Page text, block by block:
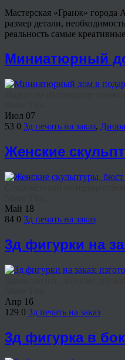
Мастерская «Гранж» города
размер детали,
реальность самые
Миниатюрный
Июл 07
53 0 3д печать на заказ,
Женские
Май 18
84 0 3д печать на заказ
3д фигурки на
Апр 16
129 0 3д печать на заказ
3д фигурка в